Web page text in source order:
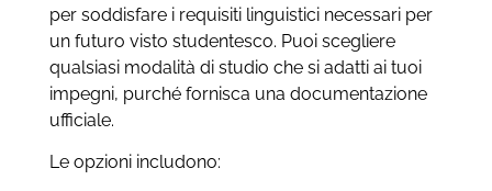
per soddisfare i requisiti linguistici necessari per
un futuro visto studentesco. Puoi scegliere
qualsiasi modalità di studio che si adatti ai tuoi
impegni, purché fornisca una documentazione
ufficiale.
Le opzioni includono: